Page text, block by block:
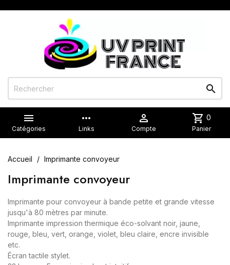


Catégories
more_horiz
Links

Compte
shopping_cart 0
Panier
Accueil Imprimante convoyeur
Imprimante convoyeur
Imprimante pour convoyeur à bande petite et grande vitesse
jusqu'à 80 mètres par minute.
Imprimante impression thermique éco-solvant noir, jaune,
rouge, bleu, vert, orange, violet, bleu claire, encre invisible
etc.
Écran tactile stylet.